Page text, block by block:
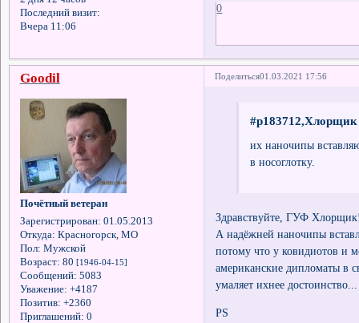
Последний визит:
Вчера 11:06
0
Поделиться01.03.2021 17:56
Goodil
Почётный ветеран
Зарегистрирован: 01.05.2013
Откуда: Красногорск, МО
Пол: Мужской
Возраст: 80 [1946-04-15]
Сообщений: 5083
Уважение: +4187
Позитив: +2360
Приглашений: 0
их наночипы
в носоглотку.
Здравствуйте, ГУФ
А надёжней наночипы
потому что у ковидиотов и
американские дипломаты в
умаляет ихнее достоинство...
PS